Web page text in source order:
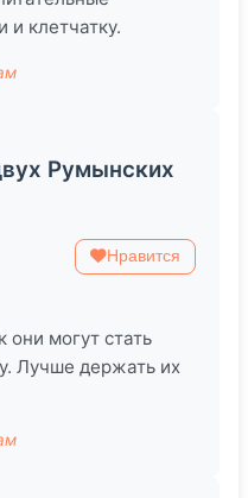
и клетчатку.
Румынских
Нравится
они могут стать
Лучше держать их